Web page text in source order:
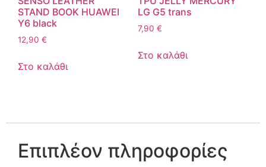
STAND BOOK HUAWEI
Y6 black
12,90 €
Στο καλάθι
LG G5 trans
7,90 €
Στο καλάθι
Επιπλέον πληροφορίες